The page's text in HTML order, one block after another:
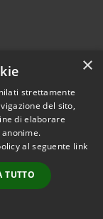
2026 • Comune di
• Powered by
Accesso
redazione
×
strettamente
del sito,
di elaborare
al seguente link
TUTTO